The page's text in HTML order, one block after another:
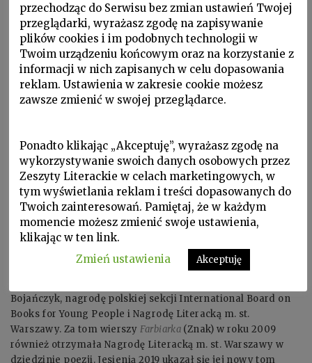
ANNA PIWKOWSKA Ogłosiła m.in. tomy wierszyLustrzanka
(Zeszyty Literackie) iWyspa Nieborów(Znak), oraz biografię
Wyklęta. Poezja i miłość Mariny Cwietajewej
autorką książki
Achmatowa czyli Rosja(Biblioteka Więzi) oraz
(Zeszyty Literackie), za
Bojańczyk, nagrodę polskiej sekcji International Board on
Books for Young People i Nagrodę Literacką m. st.
Warszawy. Za tom wierszy Farbiarka (Znak) w roku 2009
również otrzymała Nagrodę Literacką m. st. Warszawy w
dziedzinie poezji. Jesienią 2019 ukazał się jej nowy tom
przechodząc do Serwisu bez zmian ustawień Twojej
przeglądarki, wyrażasz zgodę na zapisywanie
plików cookies i im podobnych technologii w
Twoim urządzeniu końcowym oraz na korzystanie z
informacji w nich zapisanych w celu dopasowania
reklam. Ustawienia w zakresie cookie możesz
zawsze zmienić w swojej przeglądarce.
Ponadto klikając „Akceptuję”, wyrażasz zgodę na
wykorzystywanie swoich danych osobowych przez
Zeszyty Literackie w celach marketingowych, w
tym wyświetlania reklam i treści dopasowanych do
Twoich zainteresowań. Pamiętaj, że w każdym
momencie możesz zmienić swoje ustawienia,
klikając w ten link.
Zmień ustawienia
Akceptuję